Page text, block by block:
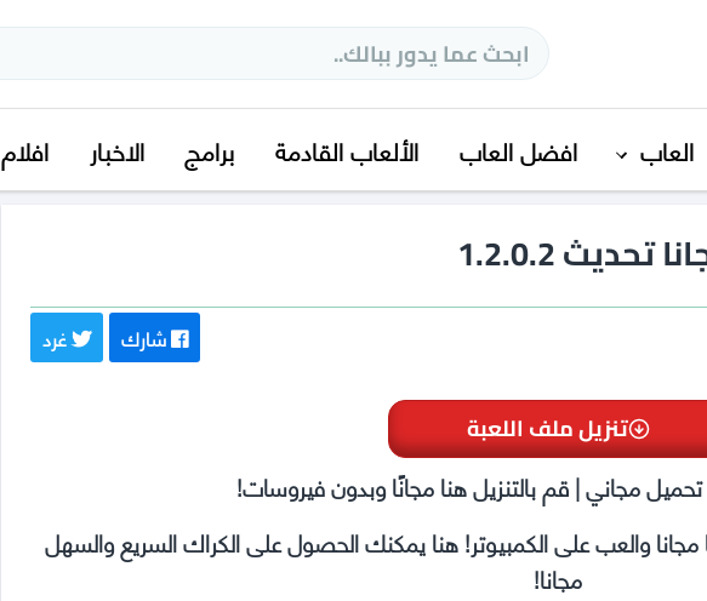
العاب افضل العاب الألعاب القادمة برامج الاخبار افلام
شارك غرد
تنزيل ملف اللعبة
تحميل هنا مجانا والعب على الكمبيوتر! هنا يمكنك الحصول على الكراك السريع والسهل
مجانا!